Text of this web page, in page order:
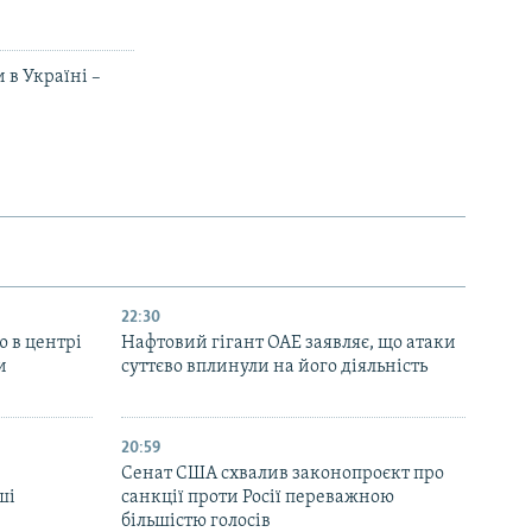
Україні –
в центрі
22:30
Нафтовий гігант ОАЕ заявляє, що атаки
суттєво вплинули на його діяльність
20:59
Cенат США схвалив законопроєкт про
санкції проти Росії переважною
більшістю голосів